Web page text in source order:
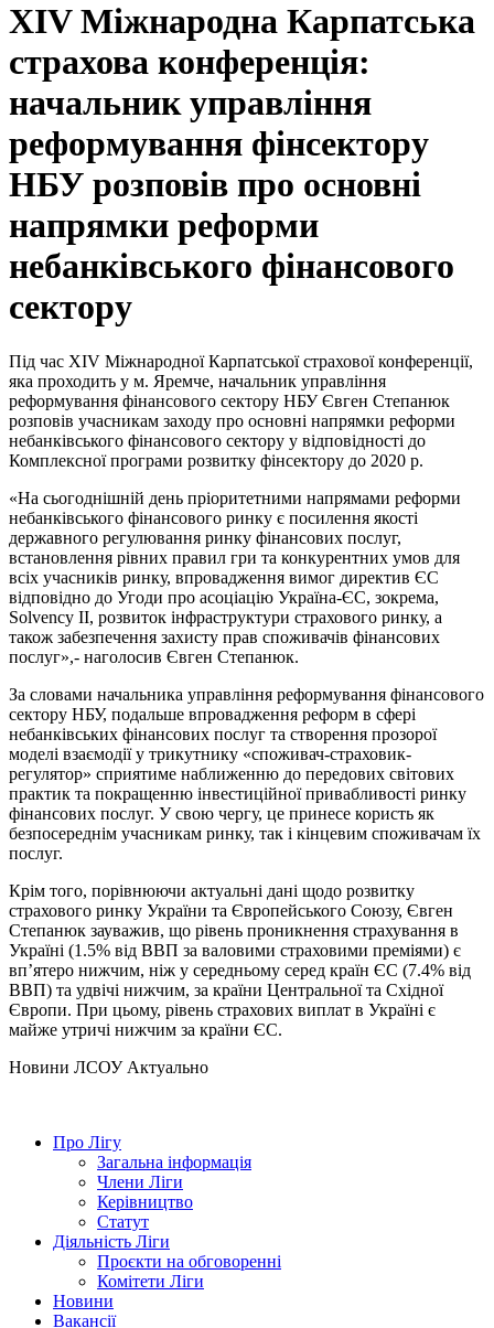
ХІV Міжнародна Карпатська
страхова конференція:
начальник управління
реформування фінсектору
НБУ розповів про основні
напрямки реформи
небанківського фінансового
сектору
Під час XIV Міжнародної Карпатської страхової конференції,
яка проходить у м. Яремче, начальник управління
реформування фінансового сектору НБУ Євген Степанюк
розповів учасникам заходу про основні напрямки реформи
небанківського фінансового сектору у відповідності до
Комплексної програми розвитку фінсектору до 2020 р.
«На сьогоднішній день пріоритетними напрямами реформи
небанківського фінансового ринку є посилення якості
державного регулювання ринку фінансових послуг,
встановлення рівних правил гри та конкурентних умов для
всіх учасників ринку, впровадження вимог директив ЄС
відповідно до Угоди про асоціацію Україна-ЄС, зокрема,
Solvency II, розвиток інфраструктури страхового ринку, а
також забезпечення захисту прав споживачів фінансових
послуг»,- наголосив Євген Степанюк.
За словами начальника управління реформування фінансового
сектору НБУ, подальше впровадження реформ в сфері
небанківських фінансових послуг та створення прозорої
моделі взаємодії у трикутнику «споживач-страховик-
регулятор» сприятиме наближенню до передових світових
практик та покращенню інвестиційної привабливості ринку
фінансових послуг. У свою чергу, це принесе користь як
безпосереднім учасникам ринку, так і кінцевим споживачам їх
послуг.
Крім того, порівнюючи актуальні дані щодо розвитку
страхового ринку України та Європейського Союзу, Євген
Степанюк зауважив, що рівень проникнення страхування в
Україні (1.5% від ВВП за валовими страховими преміями) є
вп’ятеро нижчим, ніж у середньому серед країн ЄС (7.4% від
ВВП) та удвічі нижчим, за країни Центральної та Східної
Європи. При цьому, рівень страхових виплат в Україні є
майже утричі нижчим за країни ЄС.
Hовини ЛСОУ Актуально
Про Лігу
Загальна інформація
Члени Ліги
Керівництво
Статут
Діяльність Ліги
Проєкти на обговоренні
Комітети Ліги
Новини
Вакансії